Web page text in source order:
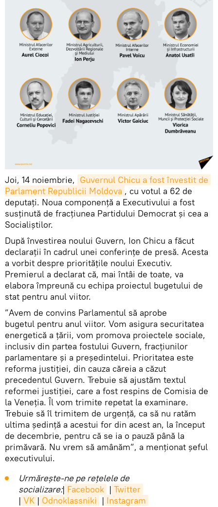
Joi, 14 noiembrie, Guvernul Chicu a fost învestit de
Parlament Republicii Moldova , cu votul a 62 de
deputați. Noua componență a Executivului a fost
susținută de fracțiunea Partidului Democrat și cea a
Socialiștilor.
După învestirea noului Guvern, Ion Chicu a făcut
declarații în cadrul unei conferințe de presă. Acesta
a vorbit despre prioritățile noului Executiv.
Premierul a declarat că, mai întâi de toate, va
elabora împreună cu echipa proiectul bugetului de
stat pentru anul viitor.
”Avem de convins Parlamentul să aprobe
bugetul pentru anul viitor. Vom asigura securitatea
energetică a țării, vom promova proiectele sociale,
inclusiv din partea fostului Guvern, fracțiunilor
parlamentare și a președintelui. Prioritatea este
reforma justiției, din cauza căreia a căzut
precedentul Guvern. Trebuie să ajustăm textul
reformei justiției, care a fost respins de Comisia de
la Veneția. Îl vom trimite repetat la examinare.
Trebuie să îl trimitem de urgență, ca să nu ratăm
ultima ședință a acestui for din acest an, la început
de decembrie, pentru că se ia o pauză până la
primăvară. Nu vrem să amânăm”, a menționat șeful
executivului.
Urmărește-ne pe rețelele de
socializare:| Facebook | Twitter
| VK | Odnoklassniki | Instagram